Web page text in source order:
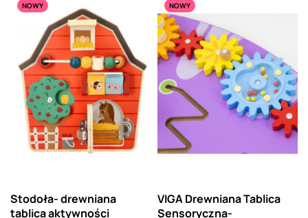
NOWY
Stodoła- drewniana
tablica aktywności
NOWY
VIGA Drewniana Tablica
Sensoryczna-